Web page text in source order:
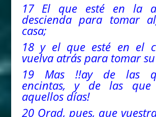
17 El que esté en la
descienda para tomar
casa;
18 y el que esté en el
vuelva atrás para tomar
19 Mas !!ay de las
encintas, y de las
aquellos días!
20 Orad, pues, que